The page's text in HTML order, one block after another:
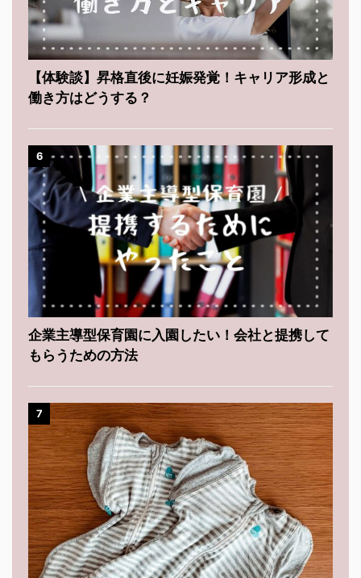
【体験談】昇格直後に妊娠発覚！キャリア形成と
働き方はどうする？
6
企業主導型保育園に入園したい！会社と提携して
もらうための方法
7